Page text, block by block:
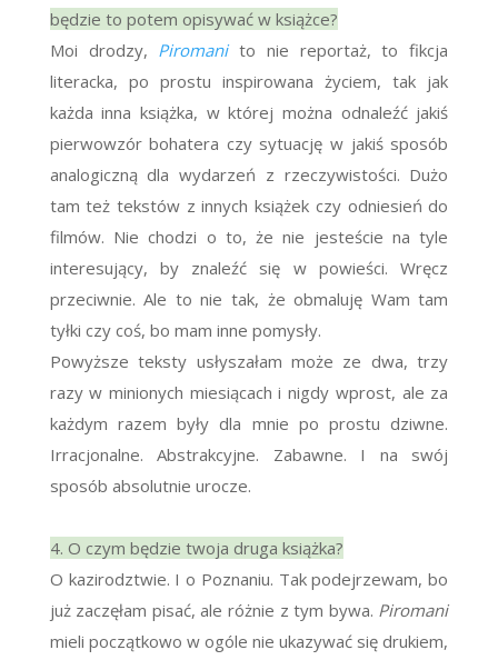
będzie to potem opisywać w książce?
Moi drodzy, Piromanito nie reportaż, to fikcja
literacka, po prostu inspirowana życiem, tak jak
każda inna książka, w której można odnaleźć jakiś
pierwowzór bohatera czy sytuację w jakiś sposób
analogiczną dla wydarzeń z rzeczywistości. Dużo
tam też tekstów z innych książek czy odniesień do
filmów. Nie chodzi o to, że nie jesteście na tyle
interesujący, by znaleźć się w powieści. Wręcz
przeciwnie. Ale to nie tak, że obmaluję Wam tam
tyłki czy coś, bo mam inne pomysły.
Powyższe teksty usłyszałam może ze dwa, trzy
razy w minionych miesiącach i nigdy wprost, ale za
każdym razem były dla mnie po prostu dziwne.
Irracjonalne. Abstrakcyjne. Zabawne. I na swój
sposób absolutnie urocze.
4. O czym będzie twoja druga książka?
O kazirodztwie. I o Poznaniu. Tak podejrzewam, bo
już zaczęłam pisać, ale różnie z tym bywa. Piromani
mieli początkowo w ogóle nie ukazywać się drukiem,